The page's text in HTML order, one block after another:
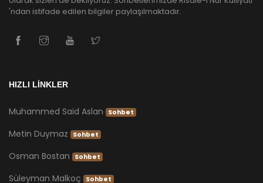
'ndan istifade edilen bilgiler paylaşılmaktadır.
HIZLI LİNKLER
Muhammed Said Aslan Sohbet
Metin Duymaz Sohbet
Osman Bostan Sohbet
Süleyman Malkoç Sohbet